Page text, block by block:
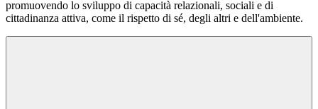
promuovendo lo sviluppo di capacità relazionali, sociali e di
cittadinanza attiva, come il rispetto di sé, degli altri e dell'ambiente.